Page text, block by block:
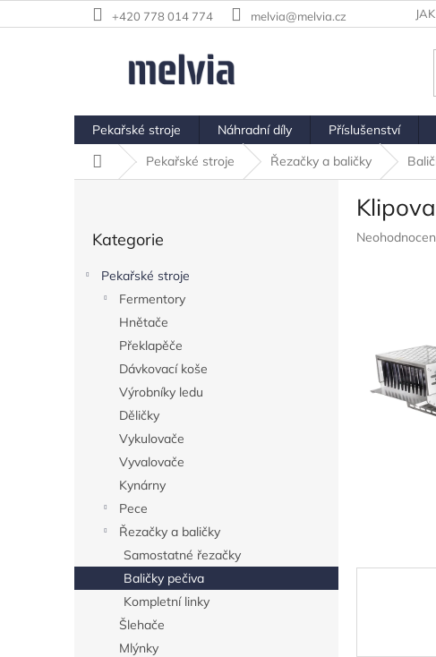
na
+420 778 014 774 melvia@melvia.cz
Pekařské stroje Náhradní díly Příslušenství
Domů
Pekařské stroje Řezačky a baličky
kategorie
Kategorie
Pekařské stroje
Fermentory
Hnětače
Překlapěče
Dávkovací koše
Výrobníky ledu
Děličky
Vykulovače
Vyvalovače
Kynárny
Pece
Řezačky a baličky
Samostatné řezačky
Baličky pečiva
Kompletní linky
Šlehače
Mlýnky
Průměrné
hvězdiček.